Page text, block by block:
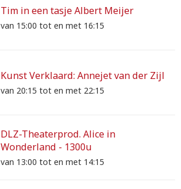
Tim in een tasje Albert Meijer
van 15:00 tot en met 16:15
Kunst Verklaard: Annejet van der Zijl
van 20:15 tot en met 22:15
DLZ-Theaterprod. Alice in
Wonderland - 1300u
van 13:00 tot en met 14:15